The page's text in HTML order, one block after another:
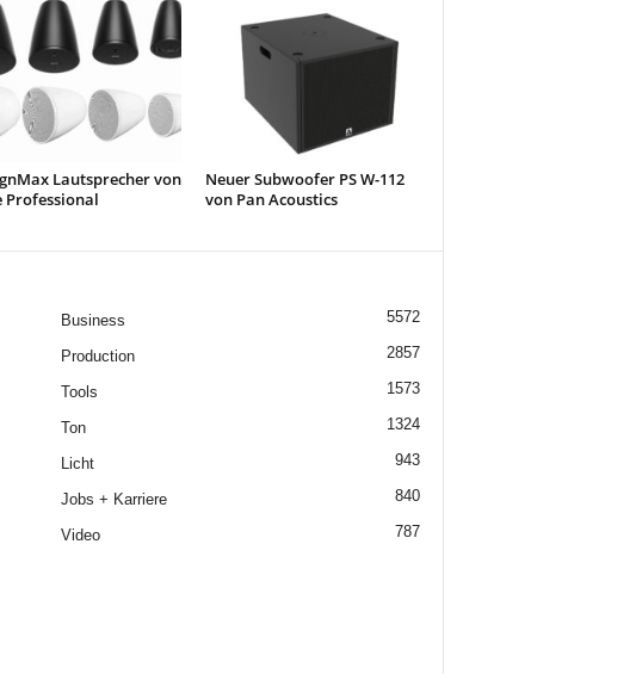
Lautsprecher von
Professional
Neuer Subwoofer PS W-112
von Pan Acoustics
Business 5572
Production 2857
Tools 1573
Ton 1324
Licht 943
Jobs + Karriere 840
Video 787